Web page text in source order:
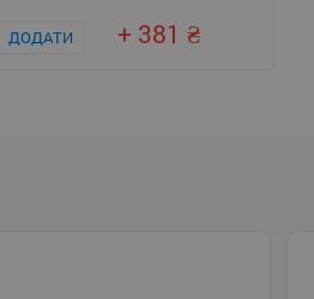
ДОДАТИ + 381